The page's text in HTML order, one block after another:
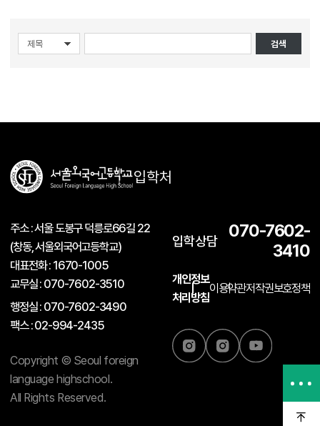
검색
입학처
주소 : 서울 도봉구 덕릉로66길 22
(창동, 서울외국어고등학교)
대표전화 : 1670-1005
교무실 : 070-7602-3510
행정실 : 070-7602-3490
팩스 : 02-994-2435
Copyright © Seoul foreign
language highschool.
All Rights Reserved.
입학상담
070-7602-
3410
개인정보
처리방침
이용약관저작권보호정책